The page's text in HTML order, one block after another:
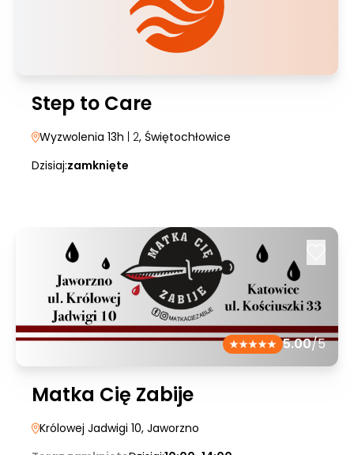
Step to Care
Wyzwolenia 13h | 2, Świętochłowice
Dzisiaj:zamknięte
5.00/5
Matka Cię Zabije
Królowej Jadwigi 10, Jaworzno